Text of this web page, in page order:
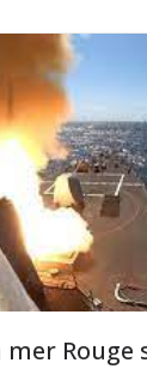
mer Rouge